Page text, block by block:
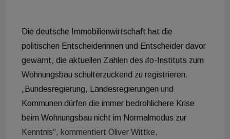
Die deutsche Immobilienwirtschaft hat die
politischen Entscheiderinnen und Entscheider davor
gewarnt, die aktuellen Zahlen des ifo-Instituts zum
Wohnungsbau schulterzuckend zu registrieren.
„Bundesregierung, Landesregierungen und
Kommunen dürfen die immer bedrohlichere Krise
beim Wohnungsbau nicht im Normalmodus zur
Kenntnis“, kommentiert Oliver Wittke,